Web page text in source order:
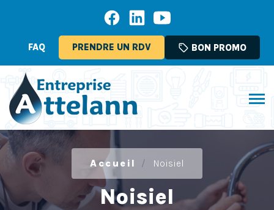
FAQ PRENDRE UN RDV sell BON PROMO
Accueil Noisiel
Noisiel